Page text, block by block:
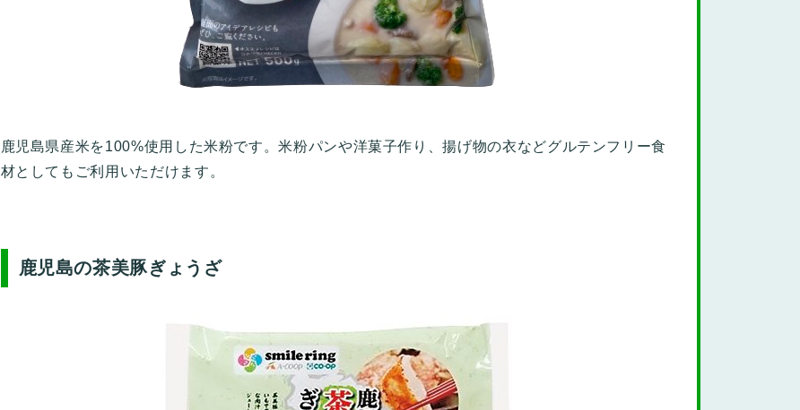
鹿児島県産米を100%使用した米粉です。米粉パンや洋菓子作り、揚げ物の衣などグルテンフリー食
材としてもご利用いただけます。
鹿児島の茶美豚ぎょうざ